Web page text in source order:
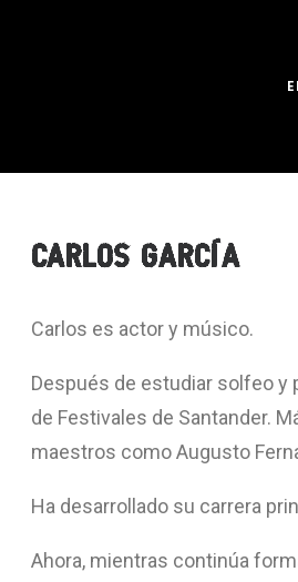
CARLOS GARCÍA
Carlos es actor y músico.
Después de estudiar solfeo y
de Festivales de Santander.
maestros como Augusto
Ha desarrollado su carrera
Ahora, mientras continúa